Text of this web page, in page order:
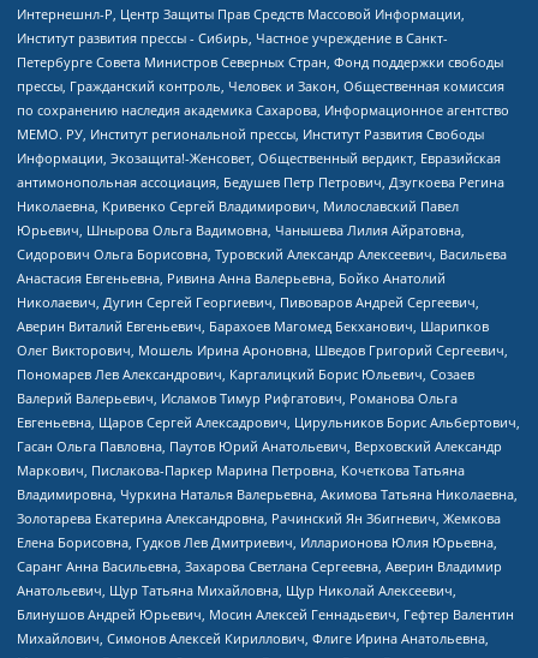
Интернешнл-Р, Центр Защиты Прав Средств Массовой Информации,
Институт развития прессы - Сибирь, Частное учреждение в Санкт-
Петербурге Совета Министров Северных Стран, Фонд поддержки свободы
прессы, Гражданский контроль, Человек и Закон, Общественная комиссия
по сохранению наследия академика Сахарова, Информационное агентство
МЕМО. РУ, Институт региональной прессы, Институт Развития Свободы
Информации, Экозащита!-Женсовет, Общественный вердикт, Евразийская
антимонопольная ассоциация, Бедушев Петр Петрович, Дзугкоева Регина
Николаевна, Кривенко Сергей Владимирович, Милославский Павел
Юрьевич, Шнырова Ольга Вадимовна, Чанышева Лилия Айратовна,
Сидорович Ольга Борисовна, Туровский Александр Алексеевич, Васильева
Анастасия Евгеньевна, Ривина Анна Валерьевна, Бойко Анатолий
Николаевич, Дугин Сергей Георгиевич, Пивоваров Андрей Сергеевич,
Аверин Виталий Евгеньевич, Барахоев Магомед Бекханович, Шарипков
Олег Викторович, Мошель Ирина Ароновна, Шведов Григорий Сергеевич,
Пономарев Лев Александрович, Каргалицкий Борис Юльевич, Созаев
Валерий Валерьевич, Исламов Тимур Рифгатович, Романова Ольга
Евгеньевна, Щаров Сергей Алексадрович, Цирульников Борис Альбертович,
Гасан Ольга Павловна, Паутов Юрий Анатольевич, Верховский Александр
Маркович, Пислакова-Паркер Марина Петровна, Кочеткова Татьяна
Владимировна, Чуркина Наталья Валерьевна, Акимова Татьяна Николаевна,
Золотарева Екатерина Александровна, Рачинский Ян Збигневич, Жемкова
Елена Борисовна, Гудков Лев Дмитриевич, Илларионова Юлия Юрьевна,
Саранг Анна Васильевна, Захарова Светлана Сергеевна, Аверин Владимир
Анатольевич, Щур Татьяна Михайловна, Щур Николай Алексеевич,
Блинушов Андрей Юрьевич, Мосин Алексей Геннадьевич, Гефтер Валентин
Михайлович, Симонов Алексей Кириллович, Флиге Ирина Анатольевна,